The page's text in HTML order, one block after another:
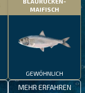
MAIFISCH
GEWÖHNLICH
MEHR ERFAHREN